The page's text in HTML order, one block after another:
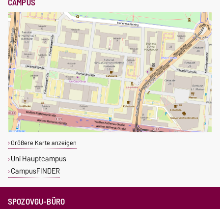
Größere Karte anzeigen
Uni Hauptcampus
CampusFINDER
SPOZOVGU-BÜRO